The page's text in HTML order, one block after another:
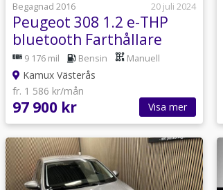
Begagnad 2016
20 juli 2024
Peugeot 308 1.2 e-THP
bluetooth Farthållare
9 176 mil Bensin Manuell
Kamux Västerås
fr. 1 586 kr/mån
97 900 kr Visa mer